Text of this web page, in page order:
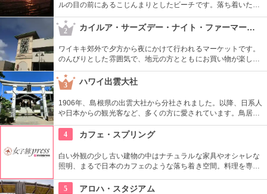
ルの目の前にあるこじんまりとしたビーチです。落ち着いた雰
囲気なので、朝などお散歩途中に立ち寄ってみたい場所です。
すぐ横には終戦記念プールもあります。
2 カイルア・サーズデー・ナイト・ファーマーズ・マーケット
ワイキキ郊外で夕方から夜にかけて行われるマーケットです。
のんびりとした雰囲気で、地元の方とともにお買い物が楽しめ
ます。オーガニック野菜やフルーツ、焼きたてのパンなど、ハ
ワイ産のおいしいグルメが勢ぞろい。ちょうど、早めのディナ
ーに利用できそうですね。
3 ハワイ出雲大社
1906年、島根県の出雲大社から分社されました。以降、日系人
や日本からの観光客など、多くの方に愛されています。鳥居や
しめ縄も神社も立派で、一瞬ハワイにいることを忘れそうにな
りそう。日本とハワイで2度お祈りされたお守りも好評です。
4 カフェ・スプリング
白い外観の少し古い建物の中はナチュラルな家具やオシャレな
照明、まるで日本のカフェのような落ち着き空間。料理を専門
どれもほっとする味わいのものばかり。
5 アロハ・スタジアム